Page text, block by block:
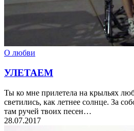
О любви
УЛЕТАЕМ
Ты ко мне прилетела на крыльях
светились, как летнее солнце. За
там ручей твоих песен…
28.07.2017